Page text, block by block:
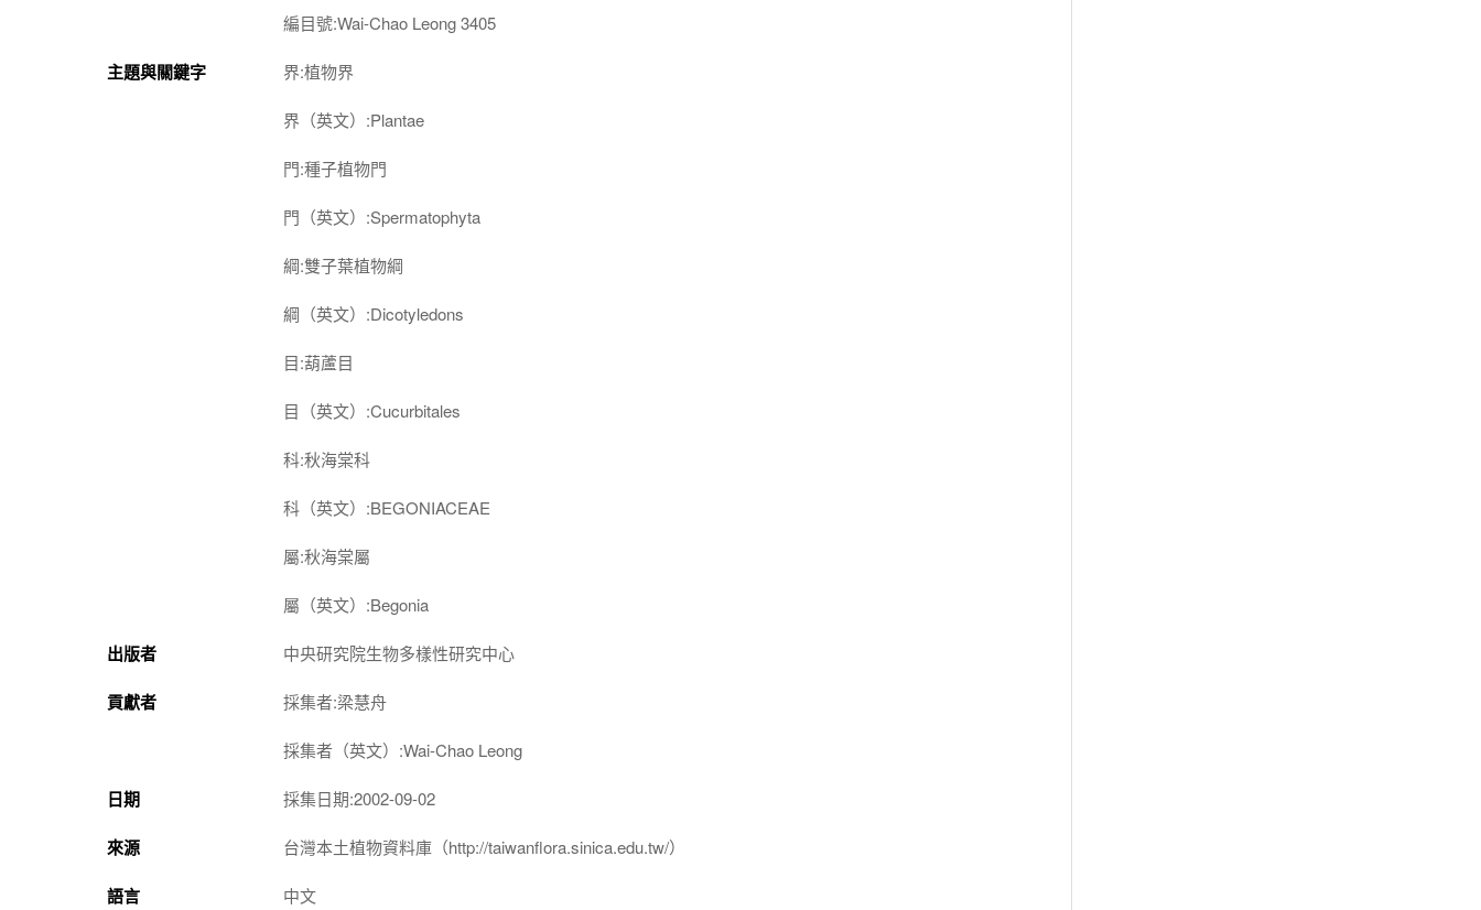
編目號:Wai-Chao Leong 3405
主題與關鍵字 界:植物界
界（英文）:Plantae
門:種子植物門
門（英文）:Spermatophyta
綱:雙子葉植物綱
綱（英文）:Dicotyledons
目:葫蘆目
目（英文）:Cucurbitales
科:秋海棠科
科（英文）:BEGONIACEAE
屬:秋海棠屬
屬（英文）:Begonia
出版者 中央研究院生物多樣性研究中心
貢獻者 採集者:梁慧舟
採集者（英文）:Wai-Chao Leong
日期 採集日期:2002-09-02
來源 台灣本土植物資料庫（http://taiwanflora.sinica.edu.tw/）
語言 中文